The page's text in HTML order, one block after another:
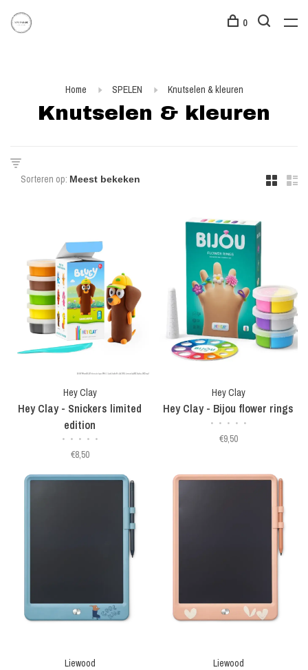
0
Home SPELEN Knutselen & kleuren
Knutselen & kleuren
Sorteren op:
Hey Clay
Hey Clay - Snickers limited
edition
• • • • •
€8,50
Hey Clay
Hey Clay - Bijou flower rings
• • • • •
€9,50
Liewood Liewood